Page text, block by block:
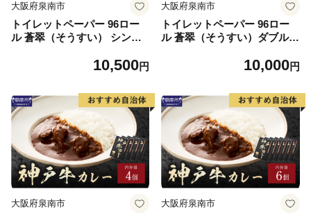
大阪府泉南市
トイレットペーパー 96ロー
ル 蒼翠（そうすい） シング
道・沖縄】【60営業日以内に
10,500円
大阪府泉南市
トイレットペーパー 96ロー
ル 蒼翠（そうすい）ダブル
沖縄】【60営業日以内に発
10,000円
大阪府泉南市 大阪府泉南市